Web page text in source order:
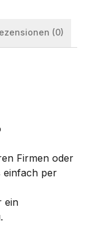
(0)
Firmen oder
einfach per
ein